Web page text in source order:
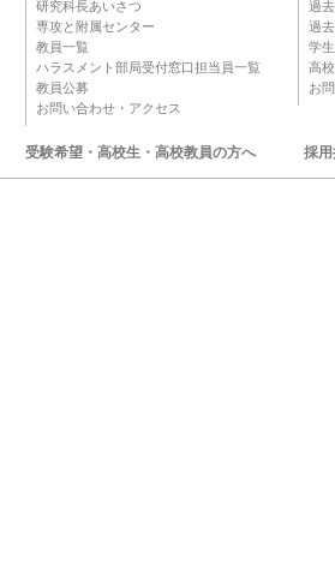
研究科長あいさつ
専攻と附属センター
教員一覧
ハラスメント部局受付窓口担当員一覧
教員公募
お問い合わせ・アクセス
過
過
学
高
お
受験希望・高校生・高校教員の方へ 採用